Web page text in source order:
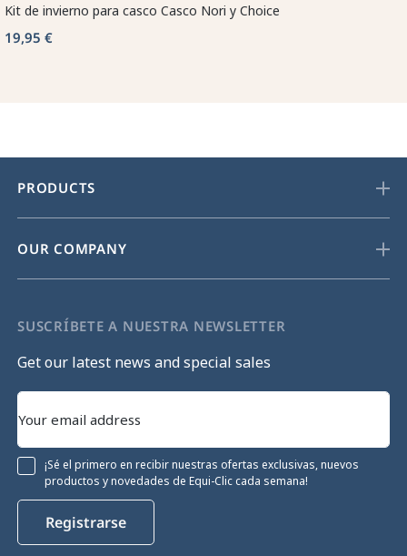
Kit de invierno para casco Casco Nori y Choice
19,95 €
PRODUCTS
OUR COMPANY
SUSCRÍBETE A NUESTRA NEWSLETTER
Get our latest news and special sales
¡Sé el primero en recibir nuestras ofertas exclusivas, nuevos
productos y novedades de Equi-Clic cada semana!
Registrarse